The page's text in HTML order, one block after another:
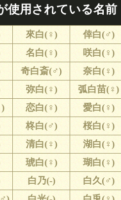
使用されている名前
來白(♀) 倖白(♂)
名白(♀) 咲白(♀)
奇白斎(♂) 奈白(♀)
弥白(♀) 弧白苗(♀)
恋白(♀) 愛白(♀)
柊白(♂) 桜白(♀)
清白(♀) 湖白(♀)
琥白(♀) 瑚白(♀)
白乃(-) 白久(♂)